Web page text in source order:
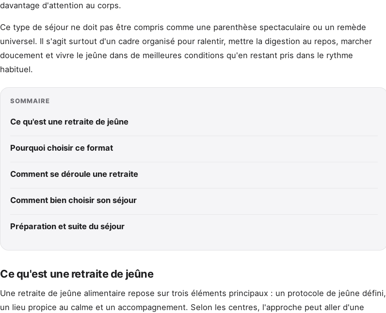
davantage d'attention au corps.
Ce type de séjour ne doit pas être compris comme une parenthèse spectaculaire ou un remède
universel. Il s'agit surtout d'un cadre organisé pour ralentir, mettre la digestion au repos, marcher
doucement et vivre le jeûne dans de meilleures conditions qu'en restant pris dans le rythme
habituel.
SOMMAIRE
Ce qu'est une retraite de jeûne
Pourquoi choisir ce format
Comment se déroule une retraite
Comment bien choisir son séjour
Préparation et suite du séjour
Ce qu'est une retraite de jeûne
Une retraite de jeûne alimentaire repose sur trois éléments principaux : un protocole de jeûne défini,
un lieu propice au calme et un accompagnement. Selon les centres, l'approche peut aller d'une